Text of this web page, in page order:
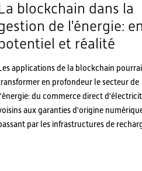
La blockchain dans la
de l'énergie:
et réalité
applications de la blockchain
en profondeur le secteur de
du commerce direct
aux garanties d'origine
par les infrastructures de